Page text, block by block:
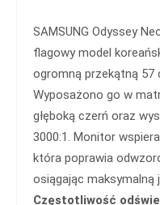
SAMSUNG Odyssey
flagowy model
ogromną przekątną 57
Wyposażono go w
głęboką czerń oraz
3000:1. Monitor
która poprawia
osiągając maksymalną
Częstotliwość